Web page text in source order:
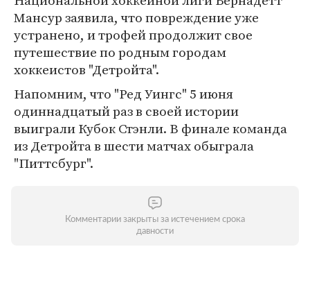
Мансур заявила, что повреждение уже
устранено, и трофей продолжит свое
путешествие по родным городам
хоккеистов "Детройта".
Напомним, что "Ред Уингс" 5 июня
одиннадцатый раз в своей истории
выиграли Кубок Стэнли. В финале команда
из Детройта в шести матчах обыграла
"Питтсбург".
Комментарии закрыты за истечением срока
давности